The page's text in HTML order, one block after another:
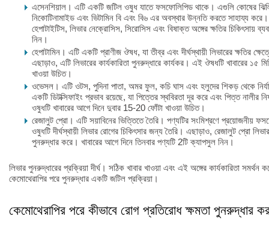
এসেনশিয়াল। এটি একটি জটিল ওষুধ যাতে ফসফোলিপিড থাকে। এগুলি কোষের
নিকোটিনামাইড এবং ভিটামিন বি এবং বি৬ এর অবস্থার উন্নতি করতে সাহায্য করে।
হেপাটাইটিস, লিভার নেক্রোসিস, সিরোসিস এবং বিষাক্ত অঙ্গের ক্ষতির চিকিৎসায়
নিন।
হেপাটামিন। এটি একটি প্রাণীজ ঔষধ, যা তীব্র এবং দীর্ঘস্থায়ী লিভারের ক্ষতির
এছাড়াও, এটি লিভারের কার্যকারিতা পুনরুদ্ধারে কার্যকর। এই ঔষধটি খাবারের ১৫
খাওয়া উচিত।
ওভেসল। এটি ওটস, পুদিনা পাতা, অমর ফুল, কচি ঘাস এবং হলুদের শিকড় থেকে
একটি ডিটক্সিফাইং প্রভাব রয়েছে, যা পিত্তের স্থবিরতা দূর করে এবং পিত্ত নালীর
ওষুধটি খাবারের আগে দিনে দুবার 15-20 ফোঁটা খাওয়া উচিত।
রেজালুট প্রো। এটি সয়াবিনের ভিত্তিতে তৈরি। পণ্যটির সংমিশ্রণে প্রয়োজনীয়
ওষুধটি দীর্ঘস্থায়ী লিভার রোগের চিকিৎসার জন্য তৈরি। এছাড়াও, রেজালুট প্রো
পুনরুদ্ধার করে। খাবারের আগে দিনে তিনবার পণ্যটি 2টি ক্যাপসুল নিন।
লিভার পুনরুদ্ধারের প্রক্রিয়া দীর্ঘ। সঠিক খাবার খাওয়া এবং এই অঙ্গের কার্যকারিতা
কেমোথেরাপির পরে পুনরুদ্ধার একটি জটিল প্রক্রিয়া।
কেমোথেরাপির পরে কীভাবে রোগ প্রতিরোধ ক্ষমতা পুনরুদ্ধার